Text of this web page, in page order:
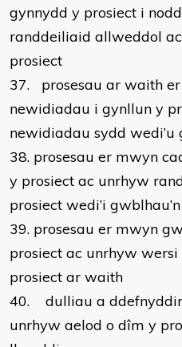
gynnydd y prosiect i
randdeiliaid allweddol
prosiect
37.
prosesau ar waith
newidiadau i gynllun y
newidiadau sydd wedi’u
38. prosesau er mwyn
y prosiect ac unrhyw
prosiect wedi’i
39. prosesau er mwyn
prosiect ac unrhyw wersi
prosiect ar waith
40.
dulliau a
unrhyw aelod o dîm y